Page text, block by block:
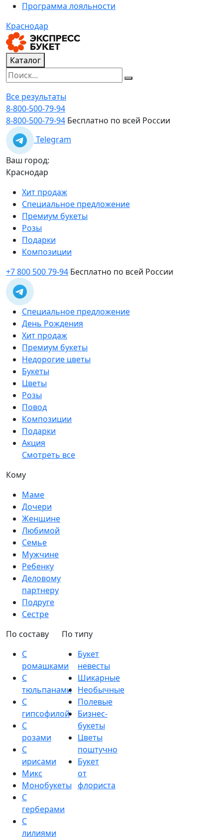
Программа лояльности
Краснодар
Каталог
Все результаты
8-800-500-79-94
8-800-500-79-94 Бесплатно по всей России
Telegram
Ваш город:
Краснодар
Хит продаж
Специальное предложение
Премиум букеты
Розы
Подарки
Композиции
+7 800 500 79-94 Бесплатно по всей России
Специальное предложение
День Рождения
Хит продаж
Премиум букеты
Недорогие цветы
Букеты
Цветы
Розы
Повод
Композиции
Подарки
Акция
Смотреть все
Кому
Маме
Дочери
Женщине
Любимой
Семье
Мужчине
Ребенку
Деловому
партнеру
Подруге
Сестре
По составу
С
ромашками
С
тюльпанами
С
гипсофилой
С
розами
С
ирисами
Микс
Монобукеты
С
герберами
С
лилиями
По типу
Букет
невесты
Шикарные
Необычные
Полевые
Бизнес-
букеты
Цветы
поштучно
Букет
от
флориста